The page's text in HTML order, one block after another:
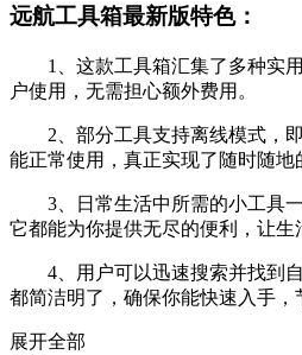
远航工具箱最新版特色：
1、这款工具箱汇集了多种实用
户使用，无需担心额外费用。
2、部分工具支持离线模式，即
能正常使用，真正实现了随时随地
3、日常生活中所需的小工具一
它都能为你提供无尽的便利，让生
4、用户可以迅速搜索并找到自
都简洁明了，确保你能快速入手，
展开全部